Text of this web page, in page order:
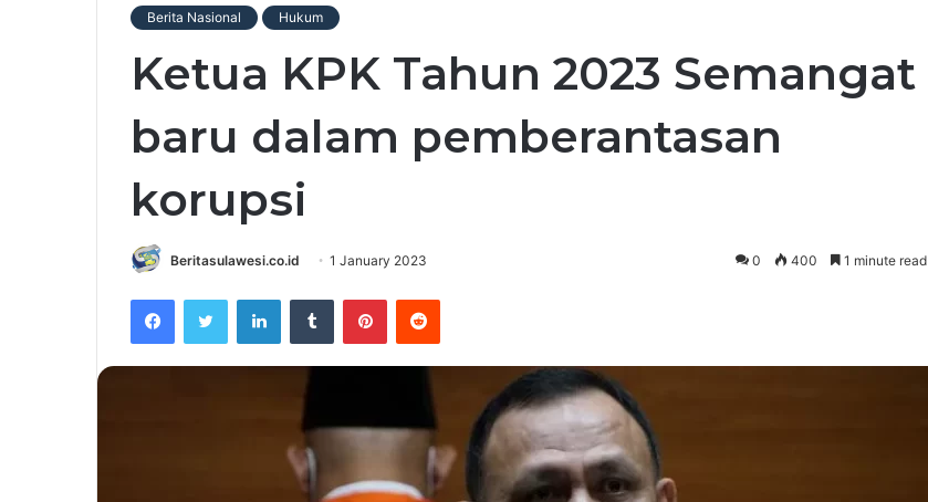
Berita Nasional Hukum
Ketua KPK Tahun 2023 Semangat
baru dalam pemberantasan
korupsi
Beritasulawesi.co.id 1 January 2023 0 400 1 minute read